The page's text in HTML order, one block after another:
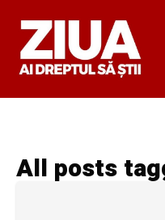
All posts